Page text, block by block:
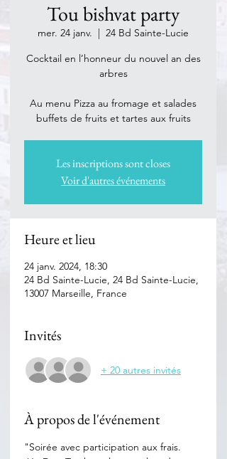
Tou bishvat party
mer. 24 janv.
  |
24 Bd Sainte-Lucie
Cocktail en l’honneur du nouvel an des
arbres
Au menu Pizza au fromage et salades
buffets de fruits et tartes aux fruits
Les inscriptions sont closes
Voir d'autres événements
Heure et lieu
24 janv. 2024, 18:30
24 Bd Sainte-Lucie, 24 Bd Sainte-Lucie,
13007 Marseille, France
Invités
+ 20 autres invités
À propos de l'événement
"Soirée avec participation aux frais.